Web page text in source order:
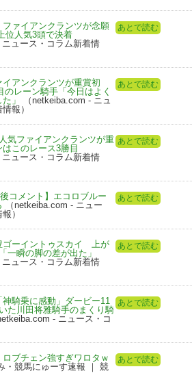
ファイアンクランツが念願
位人気3頭で決着
ニュース・コラム新着情
あとで読む
イアンクランツが重賞初
レーン騎手「今日はよく
」
（netkeiba.com - ニュ
報）
あとで読む
気ファイアンクランツが重
このレース3勝目
ニュース・コラム新着情
あとで読む
コメント】エコロブルー
（netkeiba.com - ニュー
）
あとで読む
ゴーイントゥスカイ 上が
一瞬の脚の差が出た」
ニュース・コラム新着情
あとで読む
神騎乗に感動」ダービー11
た川田将雅騎手のまくり騎
- ニュース・コ
あとで読む
ロブチェン強すぎワロタｗ
・競馬にゅーす速報 ｜ 競
あとで読む